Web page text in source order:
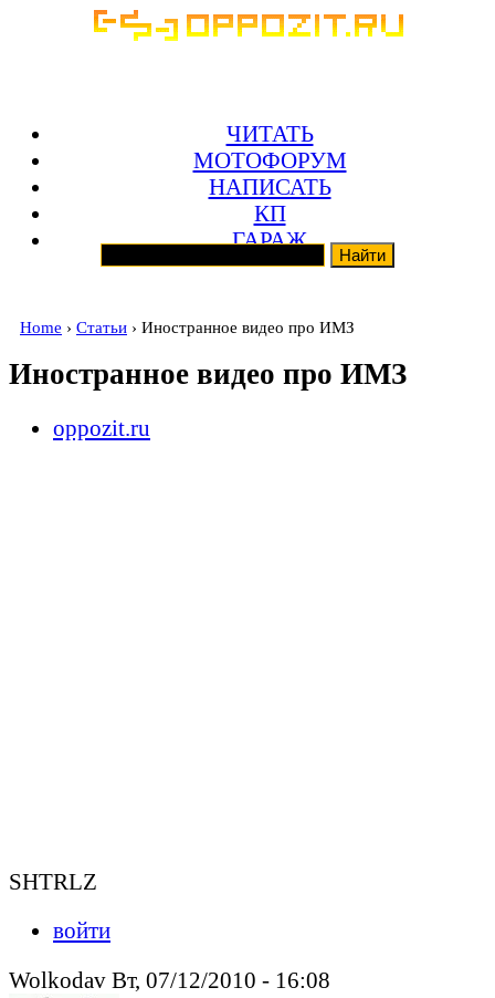
ЧИТАТЬ
МОТОФОРУМ
НАПИСАТЬ
КП
ГАРАЖ
Home › Статьи › Иностранное видео про ИМЗ
Иностранное видео про ИМЗ
oppozit.ru
SHTRLZ
войти
Wolkodav Вт, 07/12/2010 - 16:08